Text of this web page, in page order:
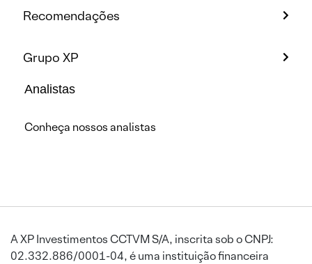
Recomendações
Grupo XP
Analistas
Conheça nossos analistas
A XP Investimentos CCTVM S/A, inscrita sob o CNPJ:
02.332.886/0001-04, é uma instituição financeira